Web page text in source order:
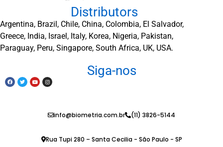
Distributors
Argentina, Brazil, Chile, China, Colombia, El Salvador,
Greece, India, Israel, Italy, Korea, Nigeria, Pakistan,
Paraguay, Peru, Singapore, South Africa, UK, USA.
Siga-nos
info@biometria.com.br (11) 3826-5144
Rua Tupi 280 – Santa Cecilia - São Paulo - SP